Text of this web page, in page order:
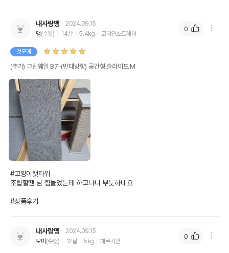
내사랑맹
2024.09.15
맹(수컷) 14살 5.4kg 코리안쇼트헤어
첫구매
(추가) 그린웨일 B7-(반대방향) 공간형 슬라이드 M
#고양이캣타워
조립할땐 넘 힘들었는데 하고나니 뿌듯하네요
#상품후기
0
내사랑맹
2024.09.15
보미 (수컷) 12살 5kg 페르시안
0